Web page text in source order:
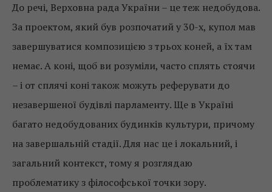
До речі, Верховна рада України – це теж недобудова.
За проектом, який був розпочатий у 30-х, купол мав
завершуватися композицією з трьох коней, а їх там
немає. А коні, щоб ви розуміли, часто сплять стоячи
– і от сплячі коні також можуть реферувати до
незавершеної будівлі парламенту. Ще в Україні
багато недобудованих будинків культури, причому
на завершальній стадії. Для нас це і локальний, і
загальний контекст, тому я розглядаю
проблематику з філософської точки зору.